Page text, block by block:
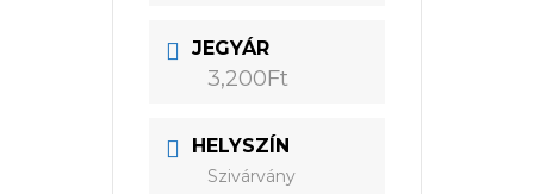
JEGYÁR
3,200Ft
HELYSZÍN
Szivárvány